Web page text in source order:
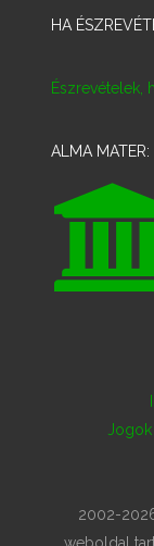
HA
Észrevételek,
ALMA MATER:
Jogok
2002-